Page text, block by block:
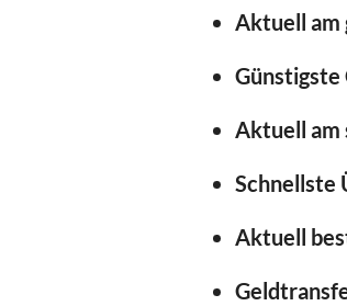
Aktuell am
Günstigste
Aktuell am
Schnellste
Aktuell